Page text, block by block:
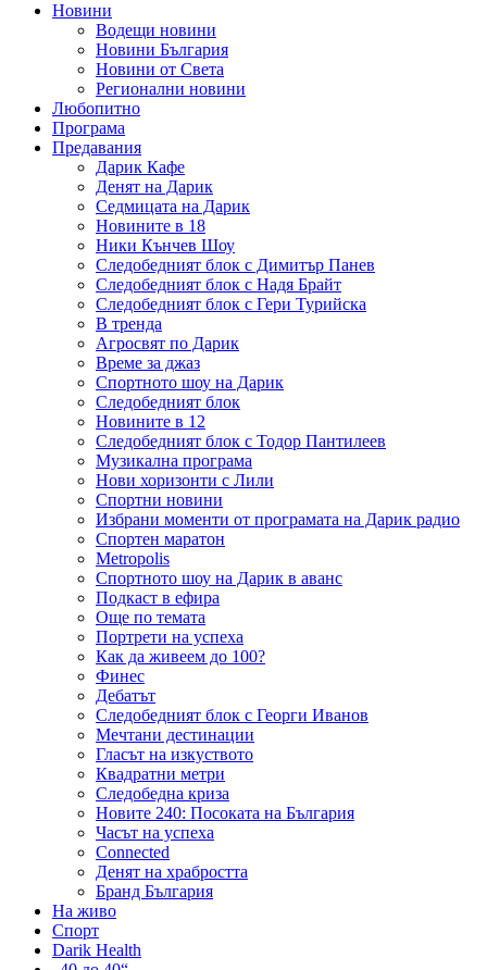
Новини
Водещи новини
Новини България
Новини от Света
Регионални новини
Любопитно
Програма
Предавания
Дарик Кафе
Денят на Дарик
Седмицата на Дарик
Новините в 18
Ники Кънчев Шоу
Следобедният блок с Димитър Панев
Следобедният блок с Надя Брайт
Следобедният блок с Гери Турийска
В тренда
Агросвят по Дарик
Време за джаз
Спортното шоу на Дарик
Следобедният блок
Новините в 12
Следобедният блок с Тодор Пантилеев
Музикална програма
Нови хоризонти с Лили
Спортни новини
Избрани моменти от програмата на Дарик радио
Спортен маратон
Metropolis
Спортното шоу на Дарик в аванс
Подкаст в ефира
Още по темата
Портрети на успеха
Как да живеем до 100?
Финес
Дебатът
Следобедният блок с Георги Иванов
Мечтани дестинации
Гласът на изкуството
Квадратни метри
Следобедна криза
Новите 240: Посоката на България
Часът на успеха
Connected
Денят на храбростта
Бранд България
На живо
Спорт
Darik Health